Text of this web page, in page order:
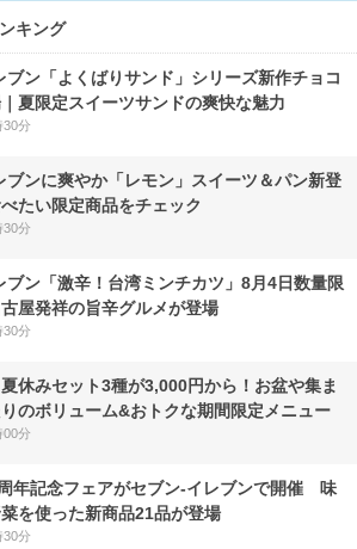
キング
ブン「よくばりサンド」シリーズ新作チョコ
夏限定スイーツサンドの爽快な魅力
30分
ブンに爽やか「レモン」スイーツ＆パン新登
たい限定商品をチェック
30分
ブン「激辛！台湾ミンチカツ」8月4日数量限
屋発祥の旨辛グルメが登場
30分
休みセット3種が3,000円から！お盆や集ま
のボリューム&おトクな期間限定メニュー
00分
年記念フェアがセブン-イレブンで開催 味
を使った新商品21品が登場
30分